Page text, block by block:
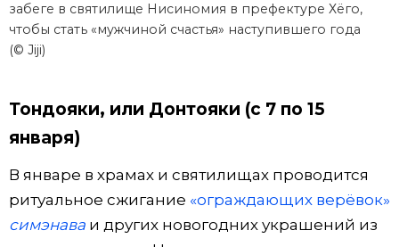
забеге в святилище Нисиномия в префектуре Хёго,
чтобы стать «мужчиной счастья» наступившего года
(© Jiji)
Тондояки, или Донтояки (с 7 по 15
января)
В январе в храмах и святилищах проводится
ритуальное сжигание «ограждающих верёвок»
симэнаваи других новогодних украшений из